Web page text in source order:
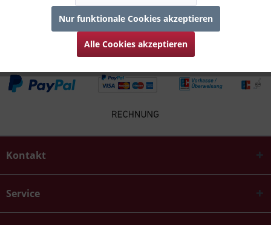
Kunden haben sich ebenfalls angesehen
Kontakt
Service
Nur funktionale Cookies akzeptieren
Alle Cookies akzeptieren